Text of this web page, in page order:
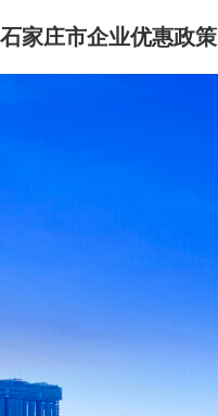
石家庄市企业优惠政策